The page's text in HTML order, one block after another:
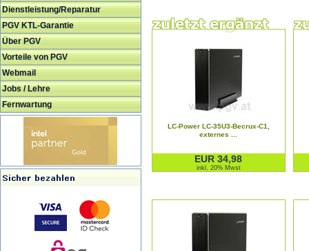
Dienstleistung/Reparatur
PGV KTL-Garantie
Über PGV
Vorteile von PGV
Webmail
Jobs / Lehre
Fernwartung
LC-Power LC-35U3-Becrux-C1,
externes ...
EUR 34,98
inkl. 20% Mwst